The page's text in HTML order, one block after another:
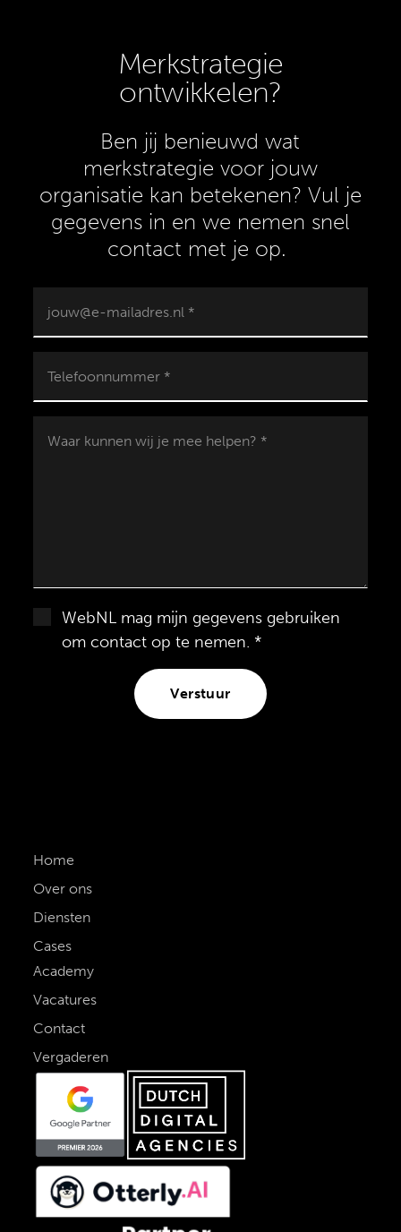
Merkstrategie
ontwikkelen?
Ben jij benieuwd wat
merkstrategie voor jouw
organisatie kan betekenen? Vul je
gegevens in en we nemen snel
contact met je op.
jouw@e-mailadres.nl *
Telefoonnummer *
Waar kunnen wij je mee helpen? *
WebNL mag mijn gegevens gebruiken
om contact op te nemen. *
Verstuur
Home
Over ons
Diensten
Cases
Academy
Vacatures
Contact
Vergaderen